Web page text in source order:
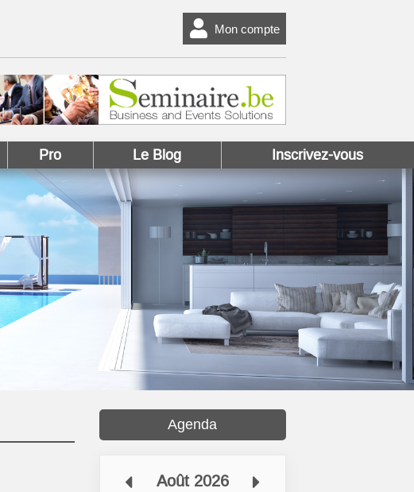
Mon compte
Pro Le Blog Inscrivez-vous
Agenda
Août 2026